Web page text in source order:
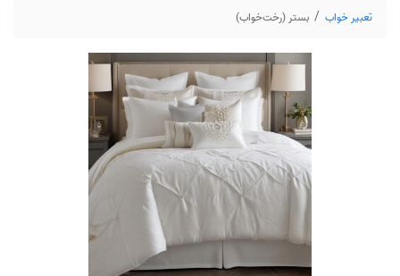
تعبیر خواب بستر (رخت‌خواب)